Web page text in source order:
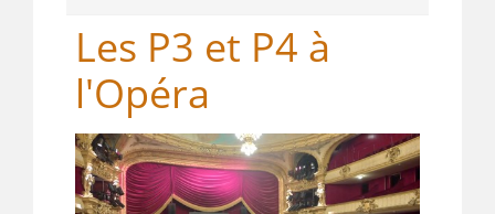
Les P3 et P4 à
l'Opéra